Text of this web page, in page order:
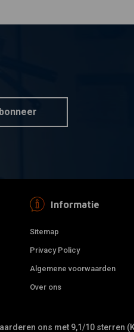
Tuck 'N Roll Stitch
Informatie
Sitemap
Privacy Policy
Algemene voorwaarden
Over ons
ons met 9,1/10 sterren